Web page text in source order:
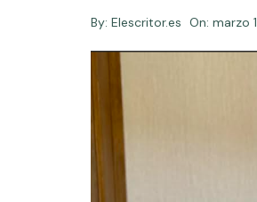
By: Elescritor.es On: marzo